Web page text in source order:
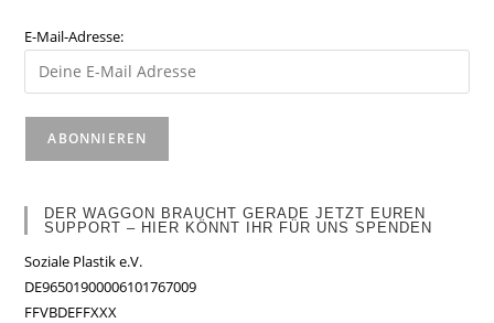
E-Mail-Adresse:
DER WAGGON BRAUCHT GERADE JETZT EUREN
SUPPORT – HIER KÖNNT IHR FÜR UNS SPENDEN
Soziale Plastik e.V.
DE96501900006101767009
FFVBDEFFXXX